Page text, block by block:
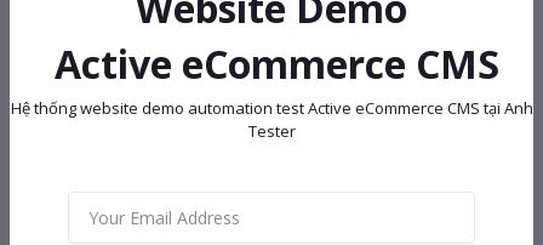
Cosy Hai Yen OXUOCYJB
$138,000.00
Dell
Active eCommerce CMS
Hệ thống website demo automation test Active eCommerce CMS tại Anh
Tester